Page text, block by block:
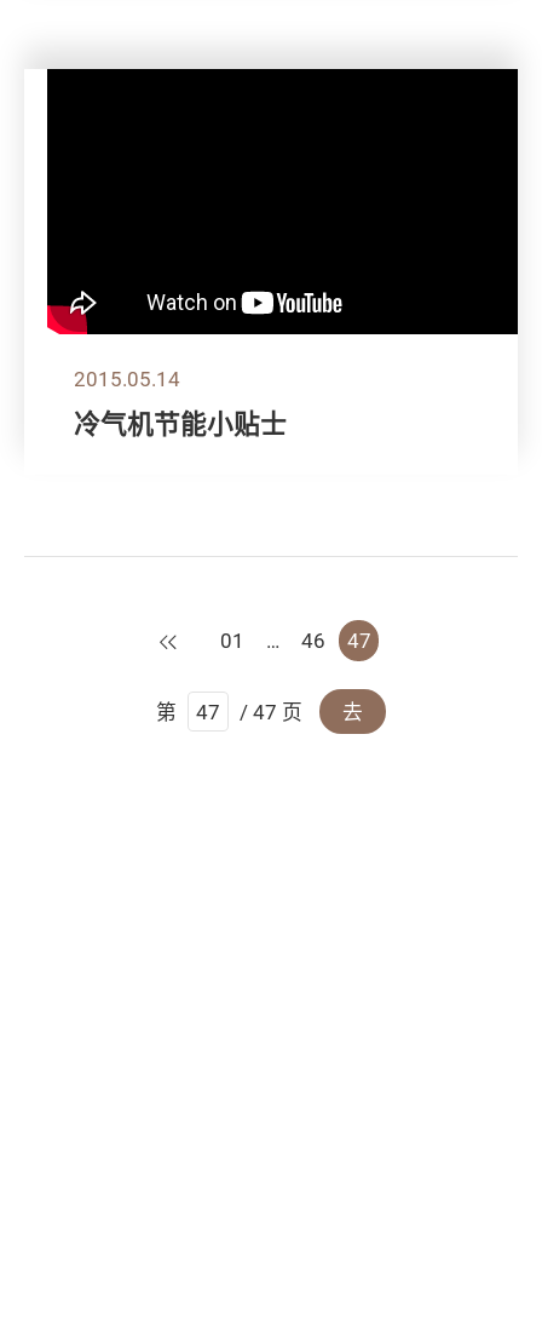
2015.05.14
冷气机节能小贴士
上一页
01 … 46 47
第 / 47 页 去